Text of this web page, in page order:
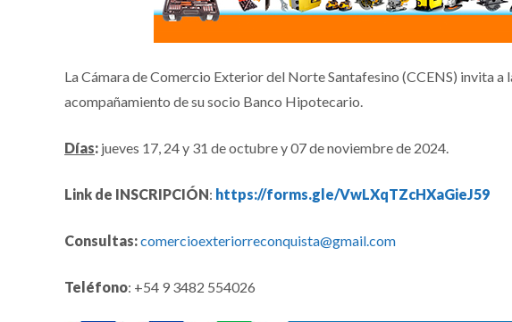
La Cámara de Comercio Exterior del Norte Santafesino (CCENS) invita a
acompañamiento de su socio Banco Hipotecario.
Días: jueves 17, 24 y 31 de octubre y 07 de noviembre de 2024.
Link de INSCRIPCIÓN: https://forms.gle/VwLXqTZcHXaGieJ59
Consultas:comercioexteriorreconquista@gmail.com
Teléfono: +54 9 3482 554026